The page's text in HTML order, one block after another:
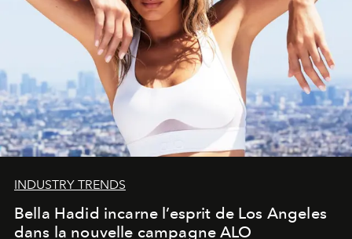
INDUSTRY TRENDS
Bella Hadid incarne l’esprit de Los Angeles
dans la nouvelle campagne ALO